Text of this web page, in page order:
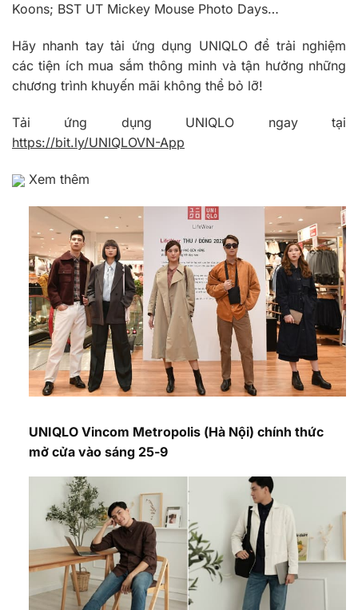
Koons; BST UT Mickey Mouse Photo Days…
Hãy nhanh tay tải ứng dụng UNIQLO để trải nghiệm
các tiện ích mua sắm thông minh và tận hưởng những
chương trình khuyến mãi không thể bỏ lỡ!
Tải ứng dụng UNIQLO ngay tại
https://bit.ly/UNIQLOVN-App
Xem thêm
UNIQLO Vincom Metropolis (Hà Nội) chính thức
mở cửa vào sáng 25-9